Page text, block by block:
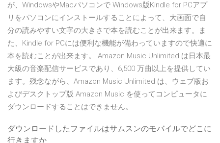
が、WindowsやMacパソコンで Windows版Kindle for PCアプ
リをパソコンにインストールすることによって、大画面で自
分の読みやすい文字の大きさで本を読むことが出来ます。ま
た、Kindle for PCには便利な機能が備わっていますので快適に
本を読むことが出来ます。 Amazon Music Unlimited は日本最
大級の音楽配信サービスであり、6,500 万曲以上を提供してい
ます。残念ながら、Amazon Music Unlimited は、ウェブ版お
よびデスクトップ版 Amazon Music を使ってコンピュータに
ダウンロードすることはできません。
ダウンロードしたファイルはサムスンのモバイルでどこに
行きますか